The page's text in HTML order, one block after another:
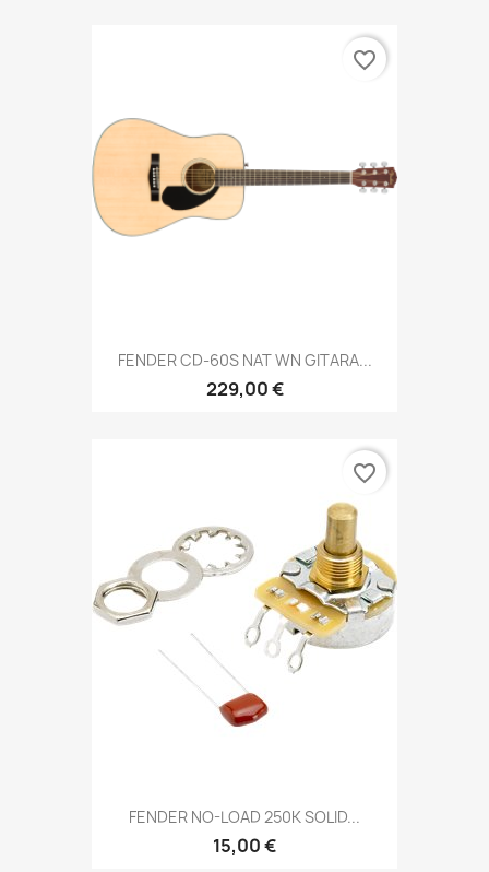
FENDER CD-60S NAT WN GITARA...
229,00 €
favorite_border
FENDER NO-LOAD 250K SOLID...
15,00 €
favorite_border